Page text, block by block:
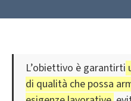
L’obiettivo è garantirti
di qualità che possa